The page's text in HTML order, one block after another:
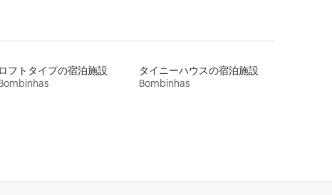
ロフトタイプの宿泊施設
タイニーハウスの宿泊施設
Bombinhas